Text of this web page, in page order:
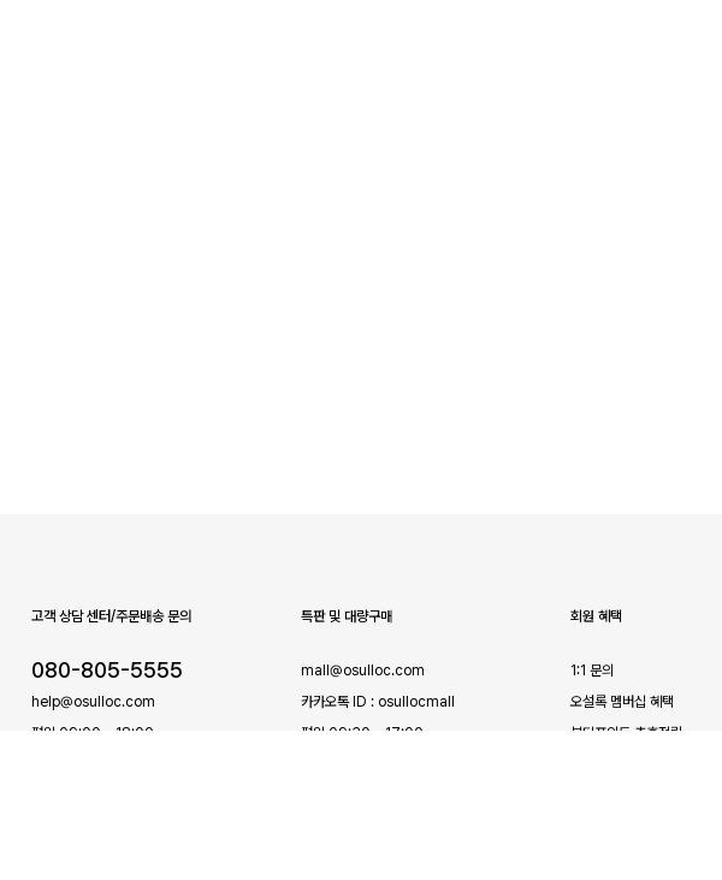
고객 상담 센터/주문배송 문의
080-805-5555
help@osulloc.com
평일 09:00 - 18:00
특판 및 대량구매
mall@osulloc.com
카카오톡 ID : osullocmall
평일 09:30 - 17:00
회원 혜택
1:1 문의
오설록 멤버십 혜택
뷰티포인트 추후적립